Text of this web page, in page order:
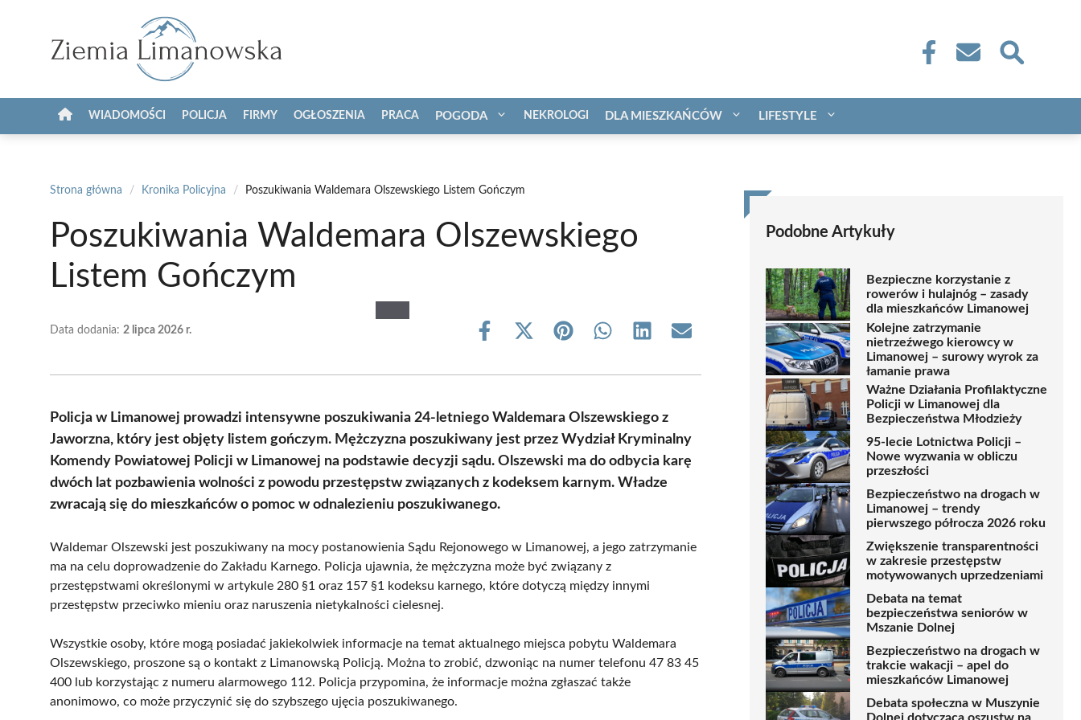
WIADOMOŚCI POLICJA FIRMY OGŁOSZENIA PRACA POGODA NEKROLOGI DLA MIESZKAŃCÓW LIFESTYLE
Strona główna / Kronika Policyjna / Poszukiwania Waldemara Olszewskiego Listem Gończym
Poszukiwania Waldemara Olszewskiego
Listem Gończym
Data dodania: 2 lipca 2026 r.
Share
Share
(Twitter)
Share Share Share Share
Policja w Limanowej prowadzi intensywne poszukiwania 24-letniego Waldemara Olszewskiego z
Jaworzna, który jest objęty listem gończym. Mężczyzna poszukiwany jest przez Wydział Kryminalny
Komendy Powiatowej Policji w Limanowej na podstawie decyzji sądu. Olszewski ma do odbycia karę
dwóch lat pozbawienia wolności z powodu przestępstw związanych z kodeksem karnym. Władze
zwracają się do mieszkańców o pomoc w odnalezieniu poszukiwanego.
Waldemar Olszewski jest poszukiwany na mocy postanowienia Sądu Rejonowego w Limanowej, a jego zatrzymanie
ma na celu doprowadzenie do Zakładu Karnego. Policja ujawnia, że mężczyzna może być związany z
przestępstwami określonymi w artykule 280 §1 oraz 157 §1 kodeksu karnego, które dotyczą między innymi
przestępstw przeciwko mieniu oraz naruszenia nietykalności cielesnej.
Wszystkie osoby, które mogą posiadać jakiekolwiek informacje na temat aktualnego miejsca pobytu Waldemara
Olszewskiego, proszone są o kontakt z Limanowską Policją. Można to zrobić, dzwoniąc na numer telefonu 47 83 45
400 lub korzystając z numeru alarmowego 112. Policja przypomina, że informacje można zgłaszać także
anonimowo, co może przyczynić się do szybszego ujęcia poszukiwanego.
Podobne Artykuły
Bezpieczne korzystanie z
rowerów i hulajnóg – zasady
dla mieszkańców Limanowej
Kolejne zatrzymanie
nietrzeźwego kierowcy w
Limanowej – surowy wyrok za
łamanie prawa
Ważne Działania Profilaktyczne
Policji w Limanowej dla
Bezpieczeństwa Młodzieży
95-lecie Lotnictwa Policji –
Nowe wyzwania w obliczu
przeszłości
Bezpieczeństwo na drogach w
Limanowej – trendy
pierwszego półrocza 2026 roku
Zwiększenie transparentności
w zakresie przestępstw
motywowanych uprzedzeniami
Debata na temat
bezpieczeństwa seniorów w
Mszanie Dolnej
Bezpieczeństwo na drogach w
trakcie wakacji – apel do
mieszkańców Limanowej
Debata społeczna w Muszynie